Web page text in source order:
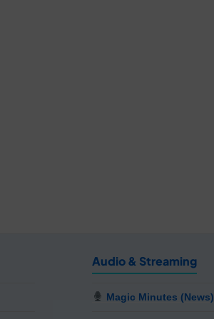
Audio & Streaming
Magic Minutes (News)